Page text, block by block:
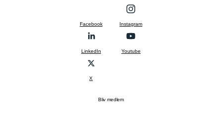
Facebook Instagram
LinkedIn Youtube
X
Bliv medlem